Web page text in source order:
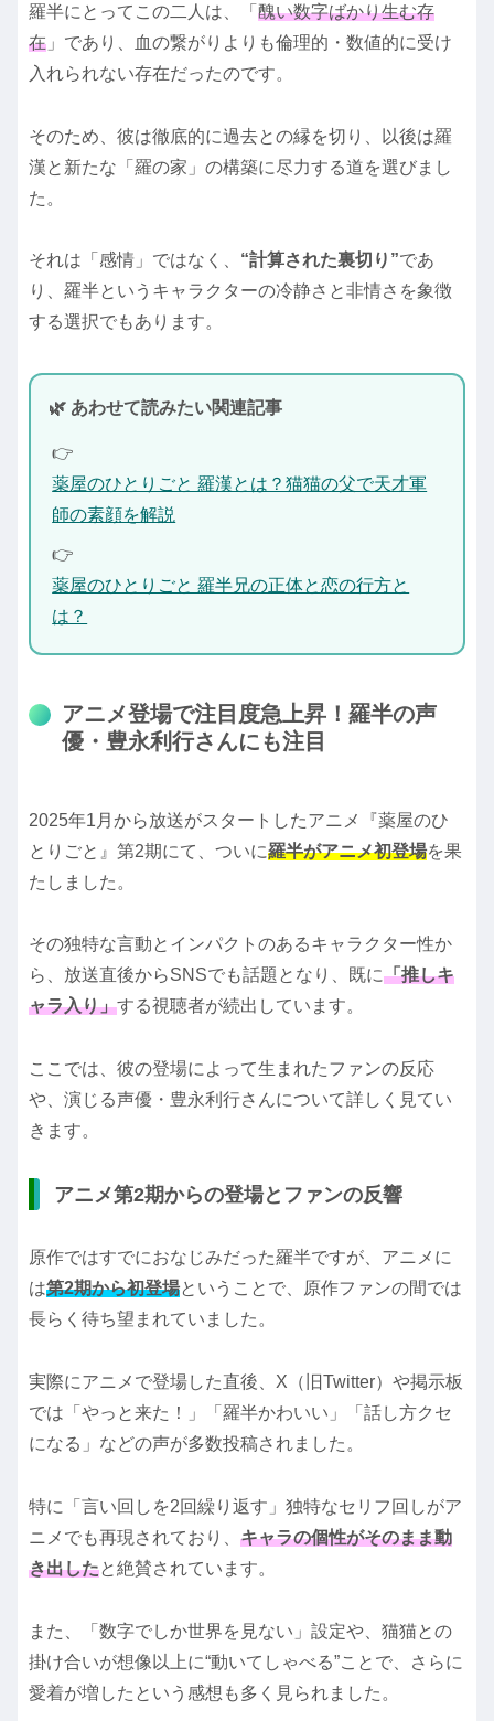
羅半にとってこの二人は、「 醜い数字ばかり生む存
在 」であり、血の繋がりよりも倫理的・数値的に受け
入れられない存在だったのです。
そのため、彼は徹底的に過去との縁を切り、以後は羅
漢と新たな「羅の家」の構築に尽力する道を選びまし
た。
それは「感情」ではなく、 “計算された裏切り”であ
り、羅半というキャラクターの冷静さと非情さを象徴
する選択でもあります。
🌿 あわせて読みたい関連記事
👉
薬屋のひとりごと 羅漢とは？猫猫の父で天才軍
師の素顔を解説
👉
薬屋のひとりごと 羅半兄の正体と恋の行方と
は？
アニメ登場で注目度急上昇！羅半の声
優・豊永利行さんにも注目
2025年1月から放送がスタートしたアニメ『薬屋のひ
とりごと』第2期にて、ついに羅半がアニメ初登場を果
たしました。
その独特な言動とインパクトのあるキャラクター性か
ら、放送直後からSNSでも話題となり、既に「推しキ
ャラ入り」する視聴者が続出しています。
ここでは、彼の登場によって生まれたファンの反応
や、演じる声優・豊永利行さんについて詳しく見てい
きます。
アニメ第2期からの登場とファンの反響
原作ではすでにおなじみだった羅半ですが、アニメに
は第2期から初登場ということで、原作ファンの間では
長らく待ち望まれていました。
実際にアニメで登場した直後、X（旧Twitter）や掲示板
では「やっと来た！」「羅半かわいい」「話し方クセ
になる」などの声が多数投稿されました。
特に「言い回しを2回繰り返す」独特なセリフ回しがア
ニメでも再現されており、 キャラの個性がそのまま動
き出したと絶賛されています。
また、「数字でしか世界を見ない」設定や、猫猫との
掛け合いが想像以上に“動いてしゃべる”ことで、さらに
愛着が増したという感想も多く見られました。